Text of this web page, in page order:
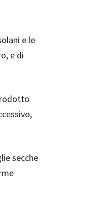
e le
e di
secche